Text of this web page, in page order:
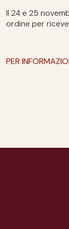
Il 24 e 25
ordine per
PER